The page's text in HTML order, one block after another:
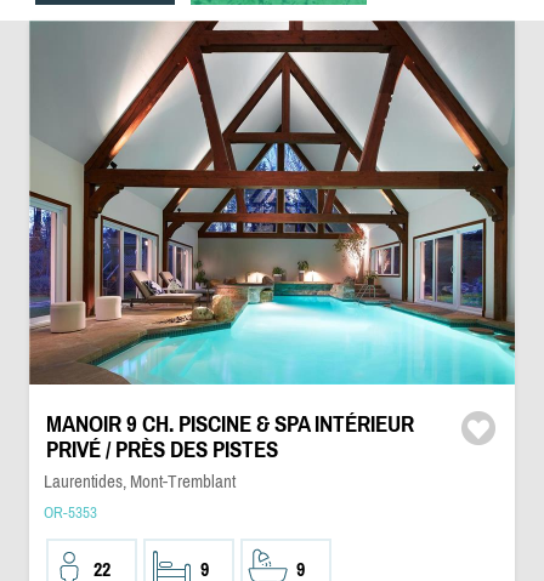
MANOIR 9 CH. PISCINE & SPA INTÉRIEUR
PRIVÉ / PRÈS DES PISTES
Laurentides, Mont-Tremblant
OR-5353
22 9 9